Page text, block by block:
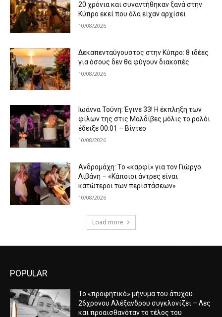
20 χρόνια και συναντήθηκαν ξανά στην
Κύπρο εκεί που όλα είχαν αρχίσει
10/08/2026
Δεκαπενταύγουστος στην Κύπρο: 8 ιδέες
για όσους δεν θα φύγουν διακοπές
10/08/2026
Ιωάννα Τούνη: Έγινε 33! Η έκπληξη των
φίλων της στις Μαλδίβες μόλις το ρολόι
έδειξε 00:01 – Βίντεο
10/08/2026
Ανδρομάχη: Το «καρφί» για τον Γιώργο
Λιβάνη – «Κάποιοι άντρες είναι
κατώτεροι των περιστάσεων»
10/08/2026
Load more
POPULAR
Το «προφητικό» μήνυμα του άτυχου
26χρονου Αλέξανδρου συγκλονίζει – Λες
και προαισθανόταν το τέλος του